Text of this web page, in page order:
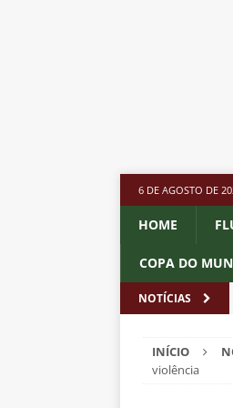
6 DE AGOSTO DE
HOME
COPA DO
NOTÍCIAS
INÍCIO
violência